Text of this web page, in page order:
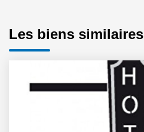
Les biens similaires